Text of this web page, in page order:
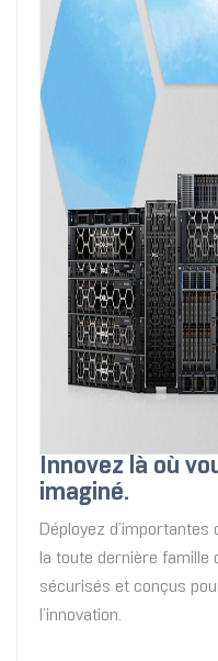
Innovez là où
imaginé.
Déployez
la toute dernière famille
sécurisés et conçus
l’innovation.